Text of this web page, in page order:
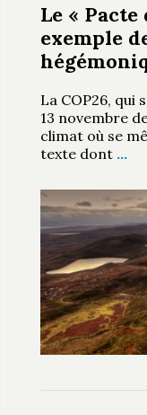
Le « Pacte
exemple
La COP26, qui
13 novembre
climat où se
texte dont …